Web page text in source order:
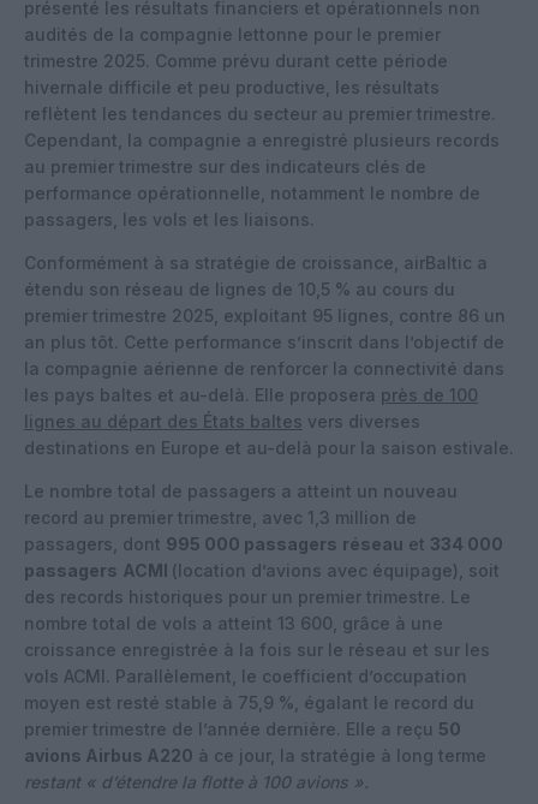
présenté les résultats financiers et opérationnels non
audités de la compagnie lettonne pour le premier
trimestre 2025. Comme prévu durant cette période
hivernale difficile et peu productive, les résultats
reflètent les tendances du secteur au premier trimestre.
Cependant, la compagnie a enregistré plusieurs records
au premier trimestre sur des indicateurs clés de
performance opérationnelle, notamment le nombre de
passagers, les vols et les liaisons.
Conformément à sa stratégie de croissance, airBaltic a
étendu son réseau de lignes de 10,5 % au cours du
premier trimestre 2025, exploitant 95 lignes, contre 86 un
an plus tôt. Cette performance s’inscrit dans l’objectif de
la compagnie aérienne de renforcer la connectivité dans
les pays baltes et au-delà. Elle proposera près de 100
lignes au départ des États baltes vers diverses
destinations en Europe et au-delà pour la saison estivale.
Le nombre total de passagers a atteint un nouveau
record au premier trimestre, avec 1,3 million de
passagers, dont 995 000 passagers réseau et 334 000
passagers ACMI (location d’avions avec équipage), soit
des records historiques pour un premier trimestre. Le
nombre total de vols a atteint 13 600, grâce à une
croissance enregistrée à la fois sur le réseau et sur les
vols ACMI. Parallèlement, le coefficient d’occupation
moyen est resté stable à 75,9 %, égalant le record du
premier trimestre de l’année dernière. Elle a reçu 50
avions Airbus A220 à ce jour, la stratégie à long terme
restant « d’étendre la flotte à 100 avions ».